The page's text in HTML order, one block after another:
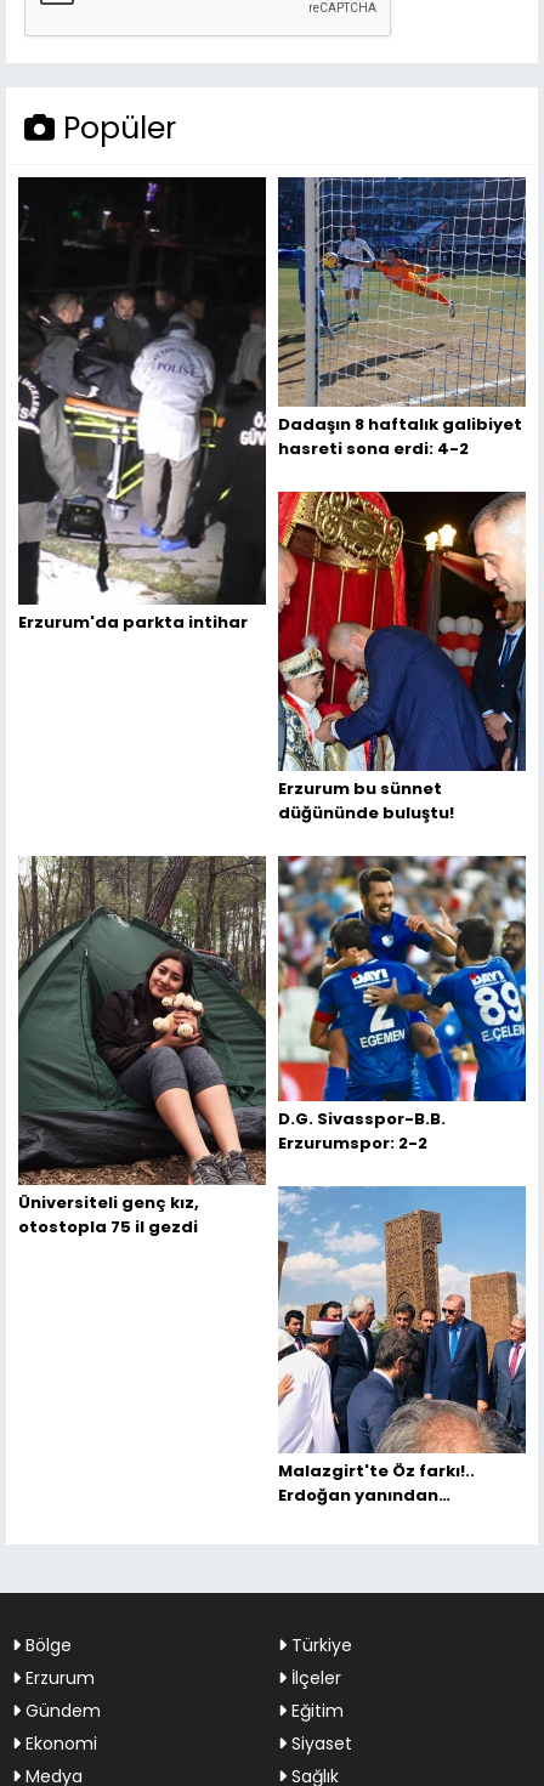
Popüler
Erzurum'da parkta intihar
Dadaşın 8 haftalık galibiyet
hasreti sona erdi: 4-2
Erzurum bu sünnet
düğününde buluştu!
Üniversiteli genç kız,
otostopla 75 il gezdi
D.G. Sivasspor-B.B.
Erzurumspor: 2-2
Malazgirt'te Öz farkı!..
Erdoğan yanından
Bölge
Türkiye
Erzurum
İlçeler
Gündem
Eğitim
Ekonomi
Siyaset
Medya
Sağlık